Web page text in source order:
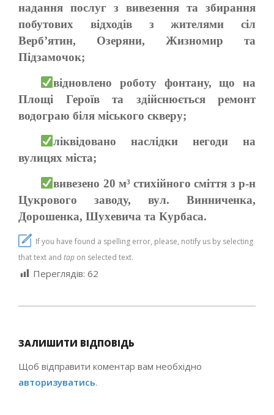
надання послуг з вивезення та збирання
побутових відходів з жителями сіл
Верб’ятин, Озеряни, Жизномир та
Підзамочок;
відновлено роботу фонтану, що на
Площі Героїв та здійснюється ремонт
водограю біля міського скверу;
ліквідовано наслідки негоди на
вулицях міста;
вивезено 20 м³ стихійного сміття з р-н
Цукрового заводу, вул. Винниченка,
Дорошенка, Шухевича та Курбаса.
If you have found a spelling error, please, notify us by selecting
that text and tap on selected text.
Переглядів: 62
05
ЗАЛИШИТИ ВІДПОВІДЬ
Щоб відправити коментар вам необхідно
авторизуватись.